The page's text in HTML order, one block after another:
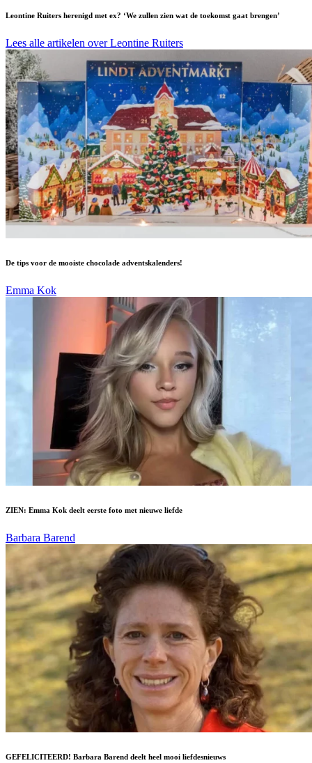
Leontine Ruiters herenigd met ex? ‘We zullen zien wat de toekomst gaat brengen’
Lees alle artikelen over Leontine Ruiters
De tips voor de mooiste chocolade adventskalenders!
Emma Kok
ZIEN: Emma Kok deelt eerste foto met nieuwe liefde
Barbara Barend
GEFELICITEERD! Barbara Barend deelt heel mooi liefdesnieuws